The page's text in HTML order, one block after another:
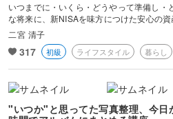
いつまでに・いくら・どうやって準備し・
な将来に、新NISAを味方につけた安心の資
二宮 清子
317 初級 ライフスタイル 暮らし
"いつか"と思ってた写真整理、今